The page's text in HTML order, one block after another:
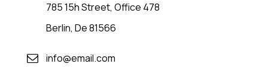
785 15h Street, Office 478
Berlin, De 81566
info@email.com